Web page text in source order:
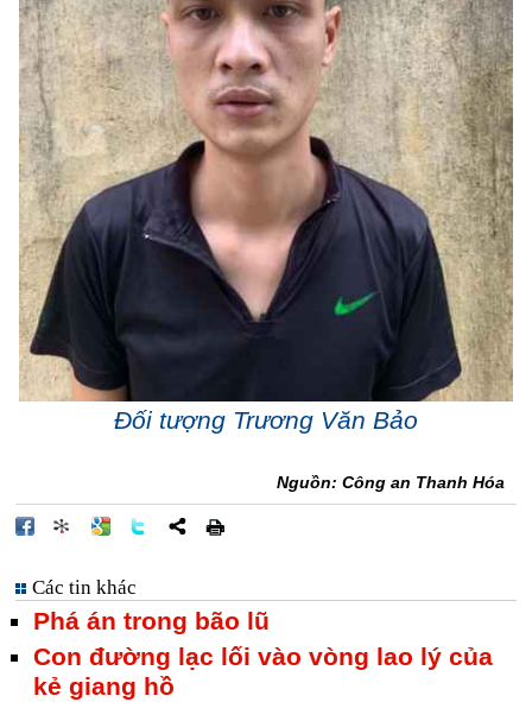
Đối tượng Trương Văn Bảo
Nguồn: Công an Thanh Hóa
Các tin khác
Phá án trong bão lũ
Con đường lạc lối vào vòng lao lý của
kẻ giang hồ